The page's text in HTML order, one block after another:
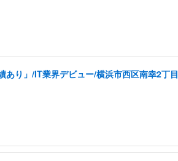
り」/IT業界デビュー/横浜市西区南幸2丁目